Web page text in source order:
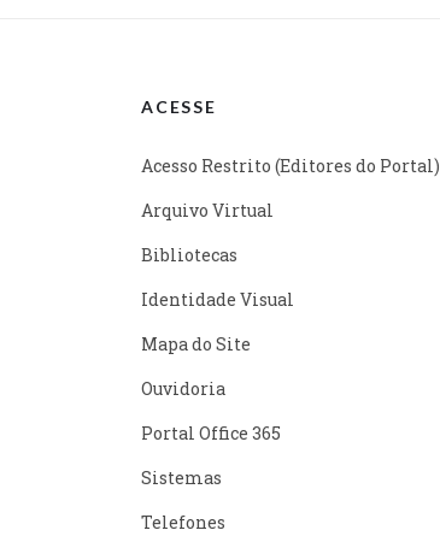
ACESSE
Acesso Restrito (Editores do Portal)
Arquivo Virtual
Bibliotecas
Identidade Visual
Mapa do Site
Ouvidoria
Portal Office 365
Sistemas
Telefones